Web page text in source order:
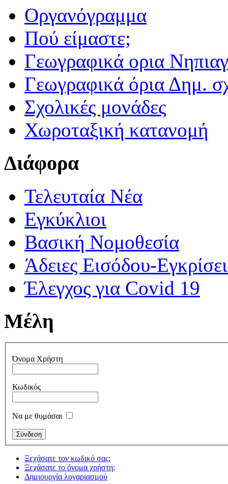
Οργανόγραμμα
Πού είμαστε;
Γεωγραφικά ορια
Γεωγραφικά όρια Δημ.
Σχολικές μονάδες
Χωροταξική κατανομή
Διάφορα
Τελευταία Νέα
Εγκύκλιοι
Βασική Νομοθεσία
Άδειες Εισόδου-
Έλεγχος για Covid 19
Μέλη
Όνομα Χρήστη
Κωδικός
Να με θυμάσαι
Ξεχάσατε τον κωδικό σας;
Ξεχάσατε το όνομα χρήστη;
Δημιουργία λογαριασμού